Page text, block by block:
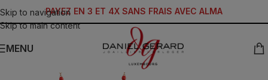
Skip to navigation
Skip to main content
PAYEZ EN 3 ET 4X SANS FRAIS AVEC ALMA
MENU